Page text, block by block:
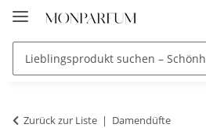
Zurück zur Liste Damendüfte